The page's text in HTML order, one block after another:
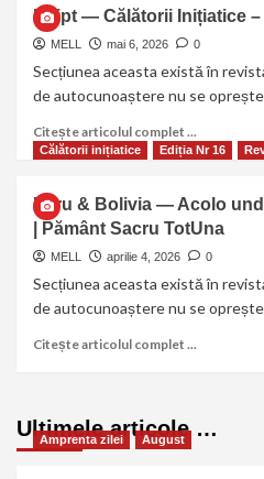
Egipt — Călătorii Inițiatice –
MELL mai 6, 2026 0
Secțiunea aceasta există în
de autocunoaștere nu se oprește
Citește articolul complet ...
Călătorii inițiatice Ediția Nr 16
Peru & Bolivia — Acolo
| Pământ Sacru TotUna
MELL aprilie 4, 2026 0
Secțiunea aceasta există în
de autocunoaștere nu se oprește
Citește articolul complet ...
Ultimele articole …
Amprenta zilei August